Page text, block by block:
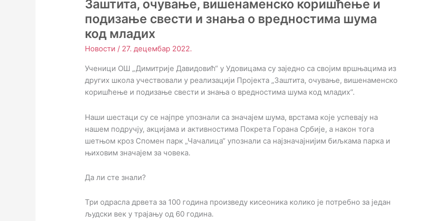
Заштита, очување, вишенаменско коришћење и
подизање свести и знања о вредностима шума
код младих
Новости / 27. децембар 2022.
Ученици ОШ „Димитрије Давидовић“ у Удовицама су заједно са својим вршњацима из
других школа учествовали у реализацији Пројекта „Заштита, очување, вишенаменско
коришћење и подизање свести и знања о вредностима шума код младих“.
Наши шестаци су се најпре упознали са значајем шума, врстама које успевају на
нашем подручју, акцијама и активностима Покрета Горана Србије, а након тога
шетњом кроз Спомен парк „Чачалица“ упознали са најзначајнијим биљкама парка и
њиховим значајем за човека.
Да ли сте знали?
Три одрасла дрвета за 100 година произведу кисеоника колико је потребно за један
људски век у трајању од 60 година.